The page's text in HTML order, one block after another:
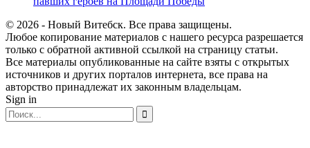
© 2026 - Новый Витебск. Все права защищены.
Любое копирование материалов с нашего ресурса разрешается
только с обратной активной ссылкой на страницу статьи.
Все материалы опубликованные на сайте взяты с открытых
источников и других порталов интернета, все права на
авторство принадлежат их законным владельцам.
Sign in